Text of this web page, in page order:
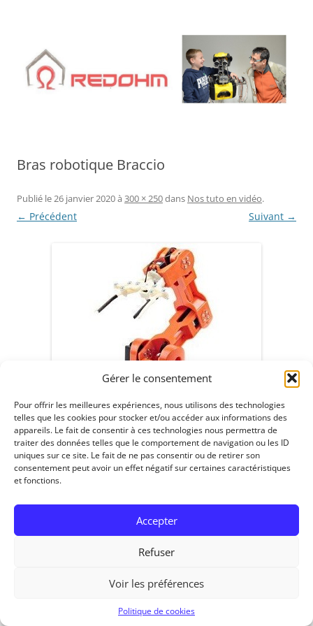
Gérer le consentement
Pour offrir les meilleures expériences, nous utilisons des technologies
telles que les cookies pour stocker et/ou accéder aux informations des
appareils. Le fait de consentir à ces technologies nous permettra de
traiter des données telles que le comportement de navigation ou les ID
uniques sur ce site. Le fait de ne pas consentir ou de retirer son
consentement peut avoir un effet négatif sur certaines caractéristiques
et fonctions.
Accepter
Refuser
Voir les préférences
Politique de cookies
Bras robotique Braccio
Publié le 26 janvier 2020à 300 × 250dans Nos tuto en vidéo.
← Précédent Suivant →